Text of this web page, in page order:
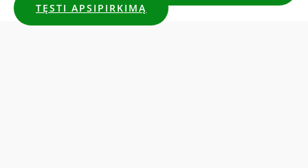
TĘSTI APSIPIRKIMĄ